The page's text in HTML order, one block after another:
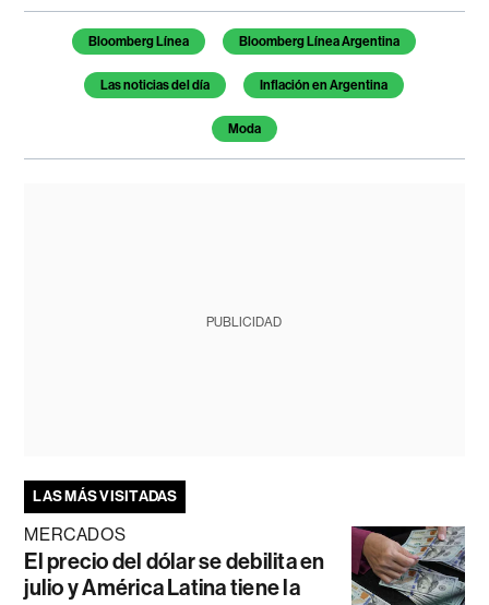
Temas de este artículo
Bloomberg Línea Bloomberg Línea Argentina
Las noticias del día Inflación en Argentina
Moda
PUBLICIDAD
LAS MÁS VISITADAS
MERCADOS
El precio del dólar se debilita en
julio y América Latina tiene la